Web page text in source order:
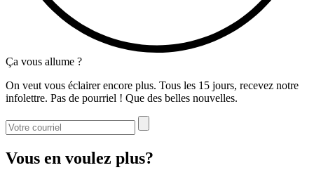
Ça vous allume ?
On veut vous éclairer encore plus. Tous les 15 jours, recevez notre
infolettre. Pas de pourriel ! Que des belles nouvelles.
Vous en voulez plus?